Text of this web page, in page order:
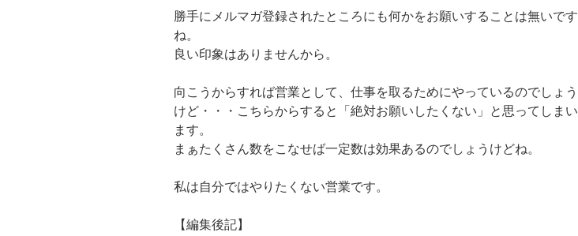
勝手にメルマガ登録されたところにも何かをお願いすることは無いです
ね。
良い印象はありませんから。
向こうからすれば営業として、仕事を取るためにやっているのでしょう
けど・・・こちらからすると「絶対お願いしたくない」と思ってしまい
ます。
まぁたくさん数をこなせば一定数は効果あるのでしょうけどね。
私は自分ではやりたくない営業です。
【編集後記】